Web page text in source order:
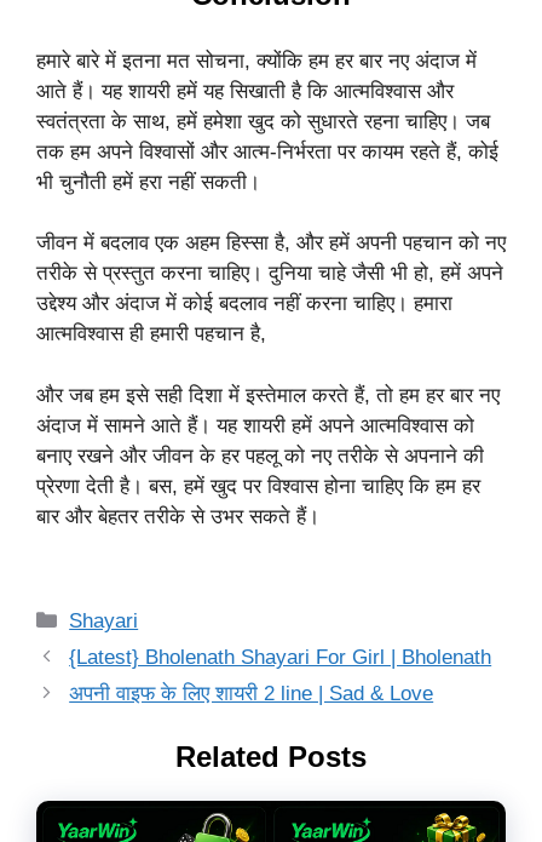
हमारे बारे में इतना मत सोचना, क्योंकि हम हर बार नए अंदाज में
आते हैं। यह शायरी हमें यह सिखाती है कि आत्मविश्वास और
स्वतंत्रता के साथ, हमें हमेशा खुद को सुधारते रहना चाहिए। जब
तक हम अपने विश्वासों और आत्म-निर्भरता पर कायम रहते हैं, कोई
भी चुनौती हमें हरा नहीं सकती।
जीवन में बदलाव एक अहम हिस्सा है, और हमें अपनी पहचान को नए
तरीके से प्रस्तुत करना चाहिए। दुनिया चाहे जैसी भी हो, हमें अपने
उद्देश्य और अंदाज में कोई बदलाव नहीं करना चाहिए। हमारा
आत्मविश्वास ही हमारी पहचान है,
और जब हम इसे सही दिशा में इस्तेमाल करते हैं, तो हम हर बार नए
अंदाज में सामने आते हैं। यह शायरी हमें अपने आत्मविश्वास को
बनाए रखने और जीवन के हर पहलू को नए तरीके से अपनाने की
प्रेरणा देती है। बस, हमें खुद पर विश्वास होना चाहिए कि हम हर
बार और बेहतर तरीके से उभर सकते हैं।
Categories
Shayari
{Latest} Bholenath Shayari For Girl | Bholenath
अपनी वाइफ के लिए शायरी 2 line | Sad & Love
Related Posts